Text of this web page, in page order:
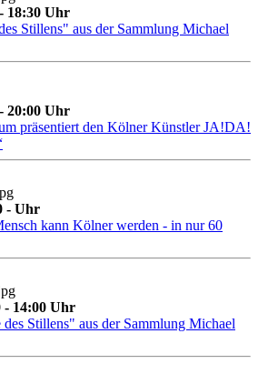
18:30 Uhr
Stillens" aus der Sammlung Michael
20:00 Uhr
präsentiert den Kölner Künstler JA!DA!
- Uhr
kann Kölner werden - in nur 60
- 14:00 Uhr
Stillens" aus der Sammlung Michael